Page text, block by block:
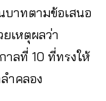
บาทตามข้อเสนอ
เหตุผลว่า
าลที่ 10 ที่ทรงให้
ำคลอง